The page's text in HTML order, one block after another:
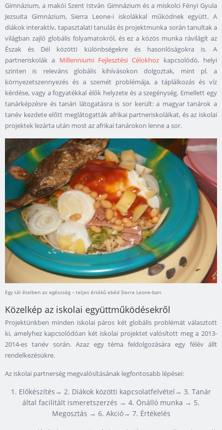
Gimnázium, a makói Szent István Gimnázium és a miskolci Fényi Gyula
Jezsuita Gimnázium, Sierra Leone-i iskolákkal működnek együtt. A
diákok interaktív, tapasztalati tanulás és projektmunka során tanultak a
világban zajló globális folyamatokról, és ez a közös munka rávilágít az
Észak és Dél közötti különbségekre és hasonlóságokra is. A
partneriskolák a Millenniumi Fejlesztési Célokhoz kapcsolódó, helyi
szinten is releváns globális kihívásokon dolgoztak, mint pl. a
környezetszennyezés és a szemét problémája, a táplálkozás és víz
kérdése, vagy a fogyatékkal élők helyzete és a szegénység. Emellett egy
tanárképzésre és tanári látogatásra is sor került: a magyar tanárok a
tanév kezdete előtt meglátogatták afrikai partneriskoláikat, és az iskolai
projektek lezárta után most az afrikai tanárokon lenne a sor.
Egy tál ételben az egészség – teljes értékű ebéd Sierra Leone-ban
Közelkép az iskolai együttműködésekről
Projektünkben minden iskolai páros két globális problémát választott
ki, amelyhez kapcsolódóan két iskolai projektet valósított meg a 2013-
2014-es tanév során. Azaz egy téma feldolgozására egy félév állt
rendelkezésükre.
Az iskolai partnerség megvalósításának legfontosabb lépései:
1. Előkészítés→ 2. Diákok közötti kapcsolatfelvétel→ 3. Tanár
által facilitált ismeretszerzés → 4. Önálló munka → 5.
Megosztás → 6. Akció→ 7. Értékelés